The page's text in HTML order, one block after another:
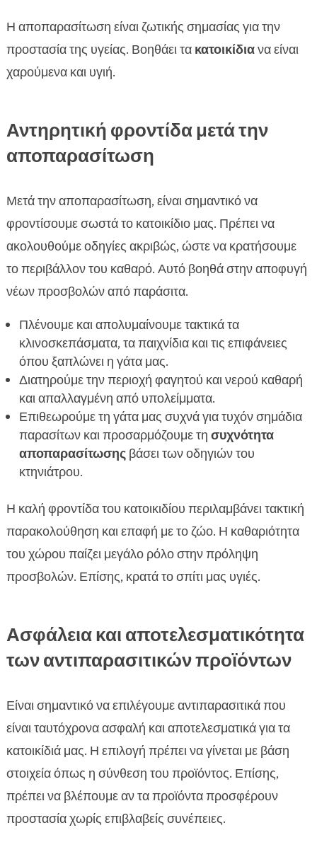
Η αποπαρασίτωση είναι ζωτικής σημασίας για την
προστασία της υγείας. Βοηθάει τα κατοικίδιανα είναι
χαρούμενα και υγιή.
Αντηρητική φροντίδα μετά την
αποπαρασίτωση
Μετά την αποπαρασίτωση, είναι σημαντικό να
φροντίσουμε σωστά το κατοικίδιο μας. Πρέπει να
ακολουθούμε οδηγίες ακριβώς, ώστε να κρατήσουμε
το περιβάλλον του καθαρό. Αυτό βοηθά στην αποφυγή
νέων προσβολών από παράσιτα.
Πλένουμε και απολυμαίνουμε τακτικά τα
κλινοσκεπάσματα, τα παιχνίδια και τις επιφάνειες
όπου ξαπλώνει η γάτα μας.
Διατηρούμε την περιοχή φαγητού και νερού καθαρή
και απαλλαγμένη από υπολείμματα.
Επιθεωρούμε τη γάτα μας συχνά για τυχόν σημάδια
παρασίτων και προσαρμόζουμε τη συχνότητα
αποπαρασίτωσηςβάσει των οδηγιών του
κτηνιάτρου.
Η καλή φροντίδα του κατοικιδίου περιλαμβάνει τακτική
παρακολούθηση και επαφή με το ζώο. Η καθαριότητα
του χώρου παίζει μεγάλο ρόλο στην πρόληψη
προσβολών. Επίσης, κρατά το σπίτι μας υγιές.
Ασφάλεια και αποτελεσματικότητα
των αντιπαρασιτικών προϊόντων
Είναι σημαντικό να επιλέγουμε αντιπαρασιτικά που
είναι ταυτόχρονα ασφαλή και αποτελεσματικά για τα
κατοικίδιά μας. Η επιλογή πρέπει να γίνεται με βάση
στοιχεία όπως η σύνθεση του προϊόντος. Επίσης,
πρέπει να βλέπουμε αν τα προϊόντα προσφέρουν
προστασία χωρίς επιβλαβείς συνέπειες.